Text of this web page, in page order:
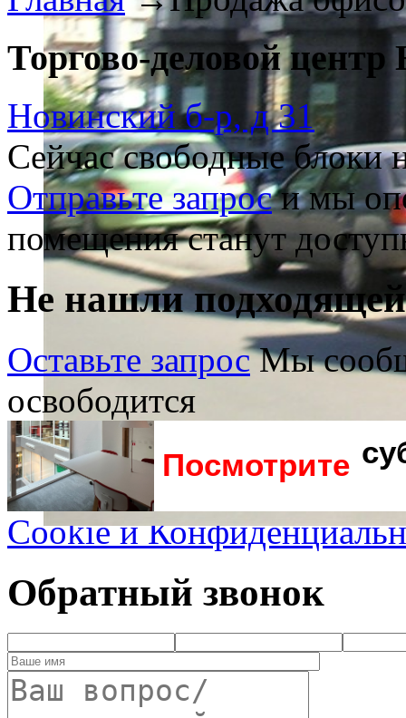
Торгово-деловой
Новинский б-р, д 31
Сейчас свободные блоки
Отправьте запроси мы
помещения станут
Не нашли
Оставьте запрос Мы
освободится
Посмотрите
Cookie и
Обратный звонок